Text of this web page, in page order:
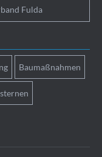
Fulda
Baumaßnahmen